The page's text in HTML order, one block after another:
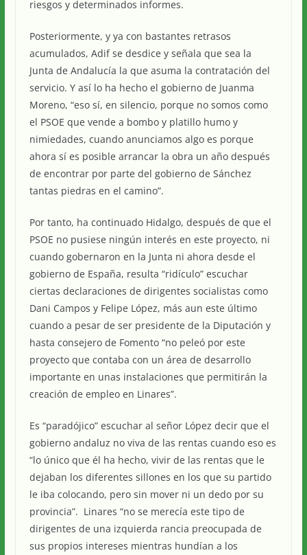
riesgos y determinados informes.
Posteriormente, y ya con bastantes retrasos
acumulados, Adif se desdice y señala que sea la
Junta de Andalucía la que asuma la contratación del
servicio. Y así lo ha hecho el gobierno de Juanma
Moreno, “eso sí, en silencio, porque no somos como
el PSOE que vende a bombo y platillo humo y
nimiedades, cuando anunciamos algo es porque
ahora sí es posible arrancar la obra un año después
de encontrar por parte del gobierno de Sánchez
tantas piedras en el camino”.
Por tanto, ha continuado Hidalgo, después de que el
PSOE no pusiese ningún interés en este proyecto, ni
cuando gobernaron en la Junta ni ahora desde el
gobierno de España, resulta “ridículo” escuchar
ciertas declaraciones de dirigentes socialistas como
Dani Campos y Felipe López, más aun este último
cuando a pesar de ser presidente de la Diputación y
hasta consejero de Fomento “no peleó por este
proyecto que contaba con un área de desarrollo
importante en unas instalaciones que permitirán la
creación de empleo en Linares”.
Es “paradójico” escuchar al señor López decir que el
gobierno andaluz no viva de las rentas cuando eso es
“lo único que él ha hecho, vivir de las rentas que le
dejaban los diferentes sillones en los que su partido
le iba colocando, pero sin mover ni un dedo por su
provincia”. Linares “no se merecía este tipo de
dirigentes de una izquierda rancia preocupada de
sus propios intereses mientras hundían a los